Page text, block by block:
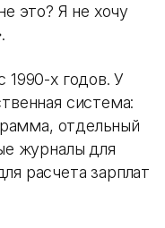
это? Я не хочу
1990-х годов. У
система:
отдельный
журналы для
расчета зарплат